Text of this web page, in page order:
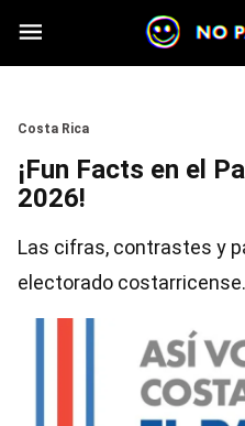
Skip to main content
Section
Costa Rica
¡Fun Facts en el
2026!
Las cifras, contrastes y
electorado costarricense.